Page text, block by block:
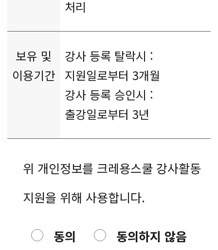
처리
보유 및
이용기간
강사 등록 탈락시 :
지원일로부터 3개월
강사 등록 승인시 :
출강일로부터 3년
위 개인정보를 크레용스쿨 강사활동
지원을 위해 사용합니다.
동의 동의하지 않음